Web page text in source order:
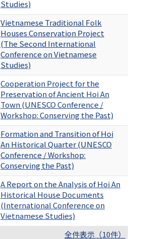
Studies)
Vietnamese Traditional Folk
Houses Conservation Project
(The Second International
Conference on Vietnamese
Studies)
Cooperation Project for the
Preservation of Ancient Hoi An
Town (UNESCO Conference /
Workshop: Conserving the Past)
Formation and Transition of Hoi
An Historical Quarter (UNESCO
Conference / Workshop:
Conserving the Past)
A Report on the Analysis of Hoi An
Historical House Documents
(International Conference on
Vietnamese Studies)
全件表示（10件）